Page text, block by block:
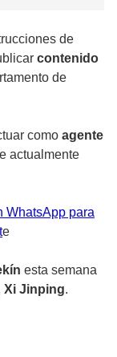
de
contenido
de
como agente
actualmente
WhatsApp para
e
esta semana
Xi Jinping.